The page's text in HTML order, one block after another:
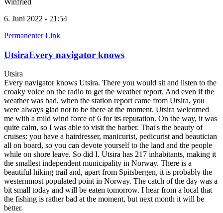
6. Juni 2022 - 21:54
Permanenter Link
UtsiraEvery navigator knows
Utsira
Every navigator knows Utsira. There you would sit and listen to the
croaky voice on the radio to get the weather report. And even if the
weather was bad, when the station report came from Utsira, you
were always glad not to be there at the moment. Utsira welcomed
me with a mild wind force of 6 for its reputation. On the way, it was
quite calm, so I was able to visit the barber. That's the beauty of
cruises: you have a hairdresser, manicurist, pedicurist and beautician
all on board, so you can devote yourself to the land and the people
while on shore leave. So did I. Utsira has 217 inhabitants, making it
the smallest independent municipality in Norway. There is a
beautiful hiking trail and, apart from Spitsbergen, it is probably the
westernmost populated point in Norway. The catch of the day was a
bit small today and will be eaten tomorrow. I hear from a local that
the fishing is rather bad at the moment, but next month it will be
better.